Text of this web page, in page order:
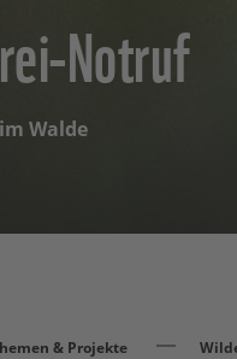
Notruf
Walde
& Projekte